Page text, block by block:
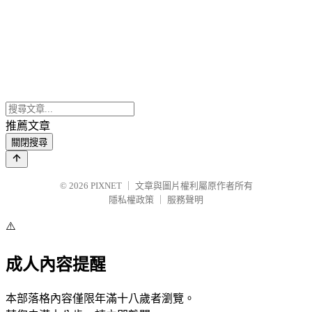
推薦文章
關閉搜尋
© 2026 PIXNET
文章與圖片權利屬原作者所有
隱私權政策
服務聲明
⚠️
成人內容提醒
本部落格內容僅限年滿十八歲者瀏覽。